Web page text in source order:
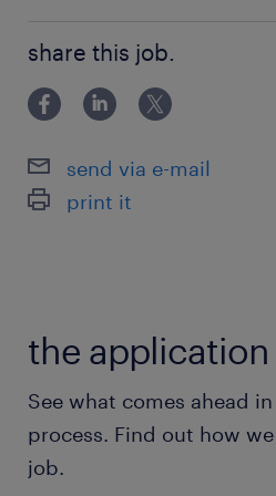
始めてみませんか？
＝＝＝
練り物やパックのおでんな
になります。
常磐線／友部駅（車4分）
常磐線／岩間駅（車14分）
休日休暇
share this job.
send via e-mail
print it
the application
See what comes ahead
process. Find out how
job.